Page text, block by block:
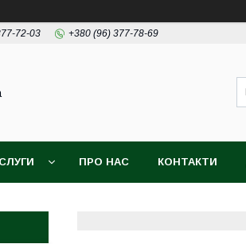
72-03 +380 (96) 377-78-69
ПРО НАС КОНТАКТИ